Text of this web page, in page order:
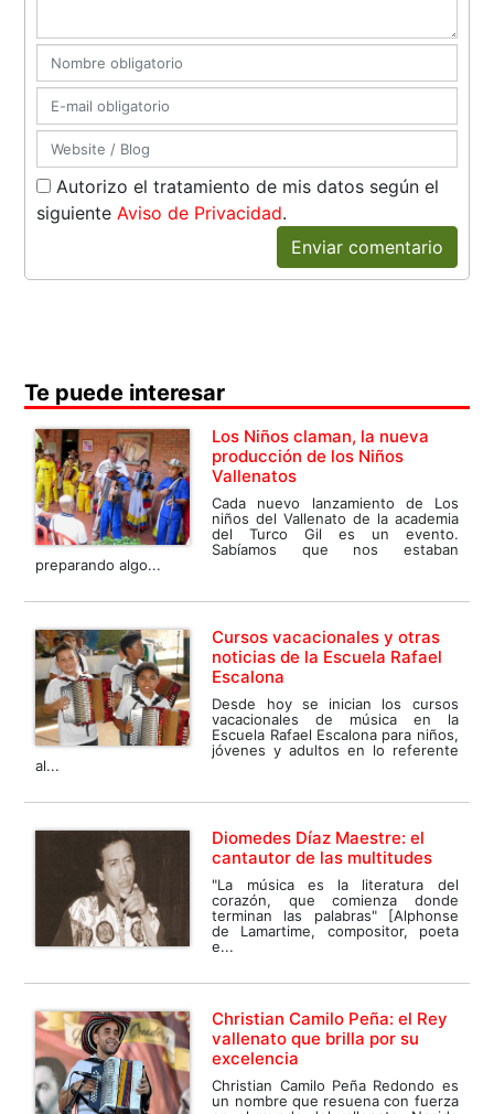
Autorizo el tratamiento de mis datos según el
siguienteAviso de Privacidad.
Enviar comentario
Te puede interesar
Los Niños claman, la nueva
producción de los Niños
Vallenatos
Cada nuevo lanzamiento de Los
niños del Vallenato de la academia
del Turco Gil es un evento.
Sabíamos que nos estaban
preparando algo...
Cursos vacacionales y otras
noticias de la Escuela Rafael
Escalona
Desde hoy se inician los cursos
vacacionales de música en la
Escuela Rafael Escalona para niños,
jóvenes y adultos en lo referente
al...
Diomedes Díaz Maestre: el
cantautor de las multitudes
"La música es la literatura del
corazón, que comienza donde
terminan las palabras" [Alphonse
de Lamartime, compositor, poeta
e...
Christian Camilo Peña: el Rey
vallenato que brilla por su
excelencia
Christian Camilo Peña Redondo es
un nombre que resuena con fuerza